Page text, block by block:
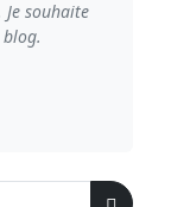
souhaite